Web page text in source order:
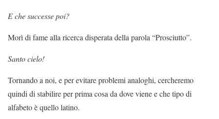
E che successe poi?
Morì di fame alla ricerca disperata della parola “Prosciutto”.
Santo cielo!
Tornando a noi, e per evitare problemi analoghi, cercheremo
quindi di stabilire per prima cosa da dove viene e che tipo di
alfabeto è quello latino.